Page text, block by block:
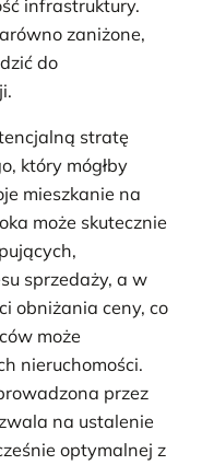
infrastruktury.
zaniżone,
do
stratę
który mógłby
mieszkanie na
może skutecznie
sprzedaży, a w
obniżania ceny, co
może
nieruchomości.
przez
na ustalenie
optymalnej z